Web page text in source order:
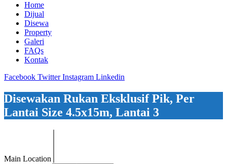
Home
Dijual
Disewa
Property
Galeri
FAQs
Kontak
Facebook Twitter Instagram Linkedin
Disewakan Rukan Eksklusif Pik, Per
Lantai Size 4.5x15m, Lantai 3
Main Location